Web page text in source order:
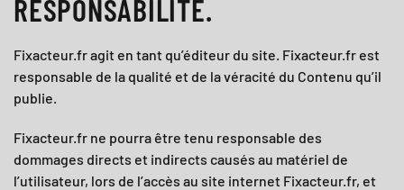
RESPONSABILITÉ.
Fixacteur.fr agit en tant qu’éditeur du site. Fixacteur.fr est
responsable de la qualité et de la véracité du Contenu qu’il
publie.
Fixacteur.fr ne pourra être tenu responsable des
dommages directs et indirects causés au matériel de
l’utilisateur, lors de l’accès au site internet Fixacteur.fr, et